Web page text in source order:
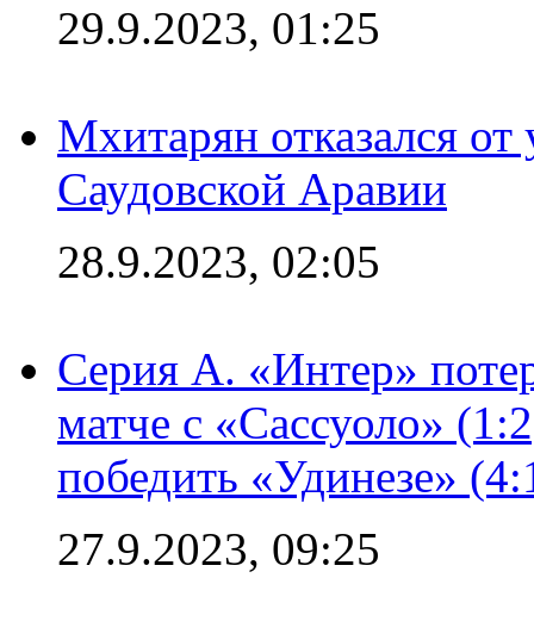
29.9.2023, 01:25
Мхитарян отказался от
Саудовской Аравии
28.9.2023, 02:05
Серия А. «Интер»
матче с «Сассуоло»
победить «Удинезе»
27.9.2023, 09:25